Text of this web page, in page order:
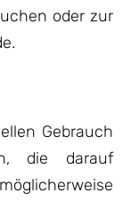
oder zur
Gebrauch
die darauf